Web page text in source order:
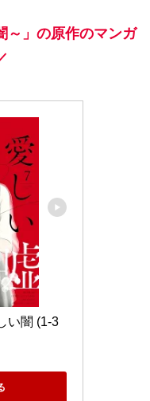
～」の原作のマンガ
い闇 (1-3